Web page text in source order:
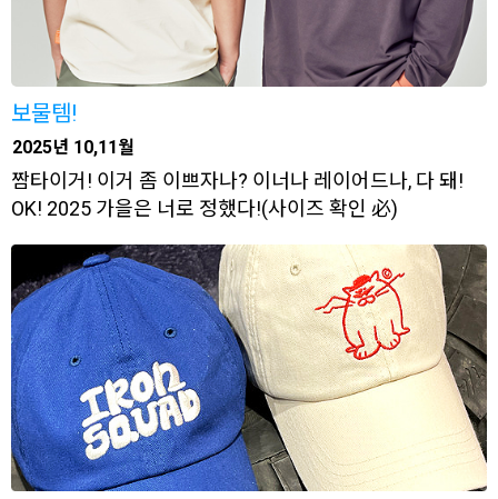
보물템!
2025년 10,11월
짬타이거! 이거 좀 이쁘자나? 이너나 레이어드나, 다 돼!
OK! 2025 가을은 너로 정했다!(사이즈 확인 必)